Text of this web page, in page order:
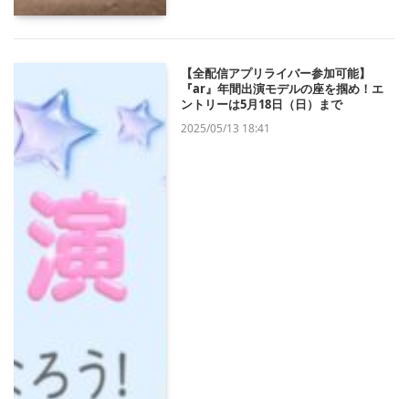
【全配信アプリライバー参加可能】
『ar』年間出演モデルの座を掴め！エ
ントリーは5月18日（日）まで
2025/05/13 18:41